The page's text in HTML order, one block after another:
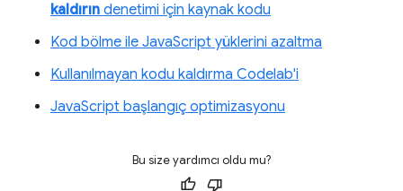
kaldırın denetimi için kaynak kodu
Kod bölme ile JavaScript yüklerini azaltma
Kullanılmayan kodu kaldırma Codelab'i
JavaScript başlangıç optimizasyonu
Bu size yardımcı oldu mu?